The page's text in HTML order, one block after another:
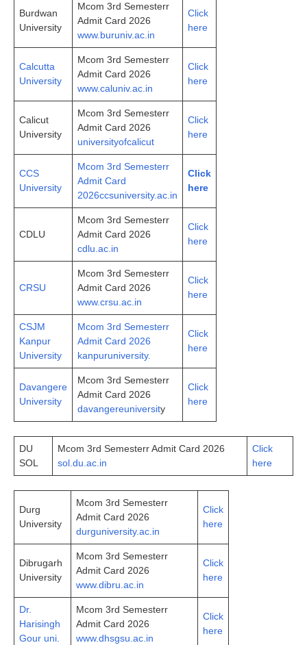
Burdwan
University
Mcom 3rd Semesterr
Admit Card 2026
www.buruniv.ac.in
Click
here
Calcutta
University
Mcom 3rd Semesterr
Admit Card 2026
www.caluniv.ac.in
Click
here
Calicut
University
Mcom 3rd Semesterr
Admit Card 2026
universityofcalicut
Click
here
CCS
University
Mcom 3rd Semesterr
Admit Card
2026ccsuniversity.ac.in
Click
here
CDLU
Mcom 3rd Semesterr
Admit Card 2026
cdlu.ac.in
Click
here
CRSU
Mcom 3rd Semesterr
Admit Card 2026
www.crsu.ac.in
Click
here
CSJM
Kanpur
University
Mcom 3rd Semesterr
Admit Card 2026
kanpuruniversity.
Click
here
Davangere
University
Mcom 3rd Semesterr
Admit Card 2026
davangereuniversity
Click
here
DU
SOL
Mcom 3rd Semesterr Admit Card 2026
sol.du.ac.in
Click
here
Durg
University
Mcom 3rd Semesterr
Admit Card 2026
durguniversity.ac.in
Click
here
Dibrugarh
University
Mcom 3rd Semesterr
Admit Card 2026
www.dibru.ac.in
Click
here
Dr.
Harisingh
Gour uni.
Mcom 3rd Semesterr
Admit Card 2026
www.dhsgsu.ac.in
Click
here